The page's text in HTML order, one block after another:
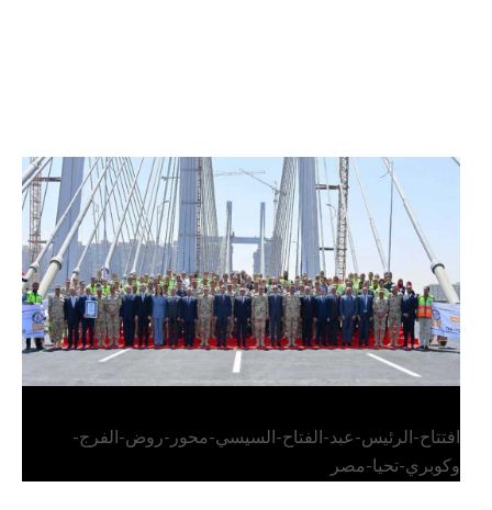
الرئيس عبد الفتاح السيسي يفتتح محور روض الفرج
وكوبري تحيا مصر
افتتاح-الرئيس-عبد-الفتاح-السيسي-محور-روض-الفرج-
وكوبري-تحيا-مصر